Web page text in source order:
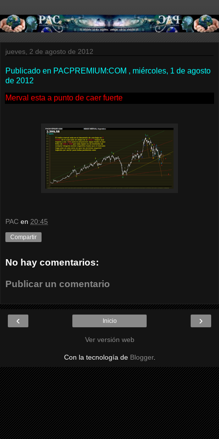
jueves, 2 de agosto de 2012
Publicado en PACPREMIUM:COM , miércoles, 1 de agosto
de 2012
Merval esta a punto de caer fuerte
PAC en 20:45
Compartir
No hay comentarios:
Publicar un comentario
‹ ›
Inicio
Ver versión web
Con la tecnología de Blogger.